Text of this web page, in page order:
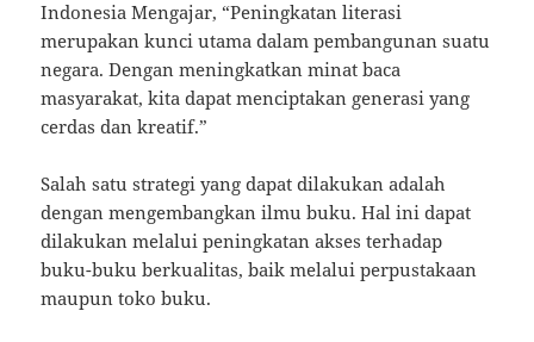
Indonesia Mengajar, “Peningkatan literasi
merupakan kunci utama dalam pembangunan suatu
negara. Dengan meningkatkan minat baca
masyarakat, kita dapat menciptakan generasi yang
cerdas dan kreatif.”
Salah satu strategi yang dapat dilakukan adalah
dengan mengembangkan ilmu buku. Hal ini dapat
dilakukan melalui peningkatan akses terhadap
buku-buku berkualitas, baik melalui perpustakaan
maupun toko buku.